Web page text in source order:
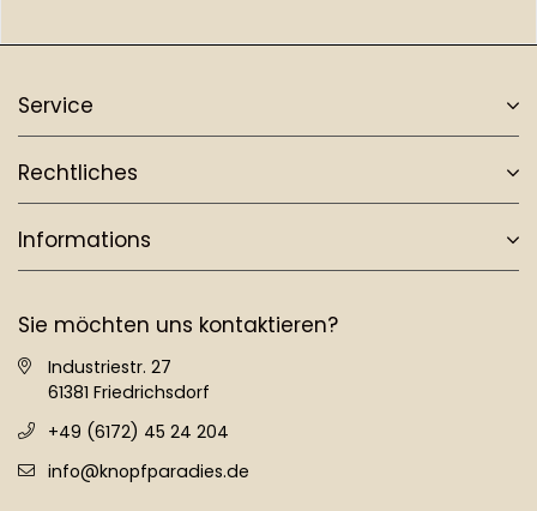
Service
Rechtliches
Informations
Sie möchten uns kontaktieren?
Industriestr. 27
61381 Friedrichsdorf
+49 (6172) 45 24 204
info@knopfparadies.de